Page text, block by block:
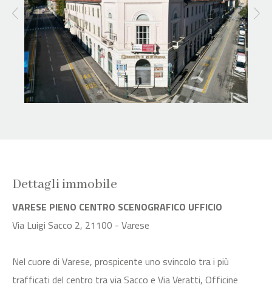
Dettagli immobile
VARESE PIENO CENTRO SCENOGRAFICO UFFICIO
Via Luigi Sacco 2, 21100 - Varese
Nel cuore di Varese, prospicente uno svincolo tra i più
trafficati del centro tra via Sacco e Via Veratti, Officine